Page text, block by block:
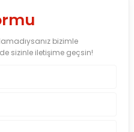
bizimle
sizinle iletişime geçsin!